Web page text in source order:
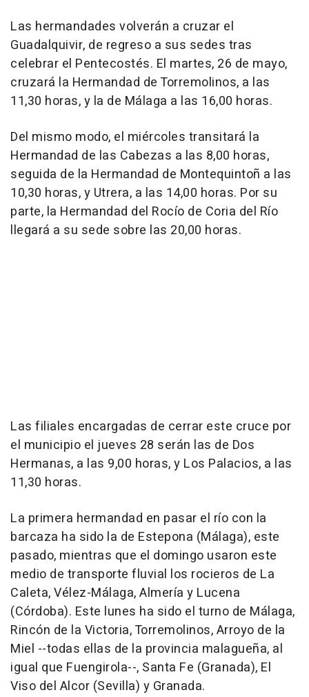
Las hermandades volverán a cruzar el
Guadalquivir, de regreso a sus sedes tras
celebrar el Pentecostés. El martes, 26 de mayo,
cruzará la Hermandad de Torremolinos, a las
11,30 horas, y la de Málaga a las 16,00 horas.
Del mismo modo, el miércoles transitará la
Hermandad de las Cabezas a las 8,00 horas,
seguida de la Hermandad de Montequintoñ a las
10,30 horas, y Utrera, a las 14,00 horas. Por su
parte, la Hermandad del Rocío de Coria del Río
llegará a su sede sobre las 20,00 horas.
Las filiales encargadas de cerrar este cruce por
el municipio el jueves 28 serán las de Dos
Hermanas, a las 9,00 horas, y Los Palacios, a las
11,30 horas.
La primera hermandad en pasar el río con la
barcaza ha sido la de Estepona (Málaga), este
pasado, mientras que el domingo usaron este
medio de transporte fluvial los rocieros de La
Caleta, Vélez-Málaga, Almería y Lucena
(Córdoba). Este lunes ha sido el turno de Málaga,
Rincón de la Victoria, Torremolinos, Arroyo de la
Miel --todas ellas de la provincia malagueña, al
igual que Fuengirola--, Santa Fe (Granada), El
Viso del Alcor (Sevilla) y Granada.